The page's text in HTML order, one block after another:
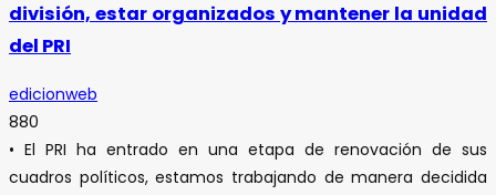
división, estar organizados y mantener la unidad
del PRI
edicionweb
880
• El PRI ha entrado en una etapa de renovación de sus
cuadros políticos, estamos trabajando de manera decidida